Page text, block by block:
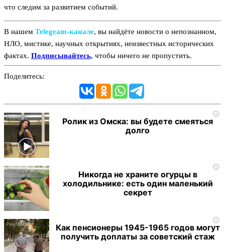
что следим за развитием событий.
В нашем Telegram‑канале, вы найдёте новости о непознанном,
НЛО, мистике, научных открытиях, неизвестных исторических
фактах. Подписывайтесь, чтобы ничего не пропустить.
Поделитесь:
i
Ролик из Омска: вы будете смеяться
долго
i
Никогда не храните огурцы в
холодильнике: есть один маленький
секрет
i
Как пенсионеры 1945-1965 годов могут
получить доплаты за советский стаж